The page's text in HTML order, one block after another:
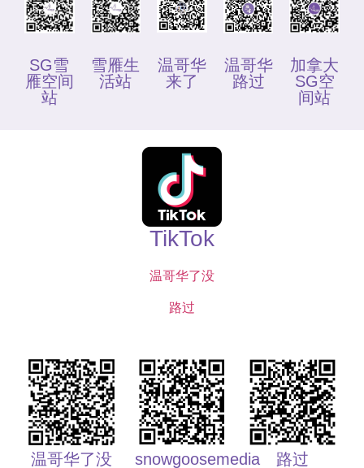
SG雪
雁空间
站
雪雁生
活站
温哥华
来了
温哥华
路过
加拿大
SG空
间站
TikTok
温哥华了没
路过
温哥华了没 snowgoosemedia 路过